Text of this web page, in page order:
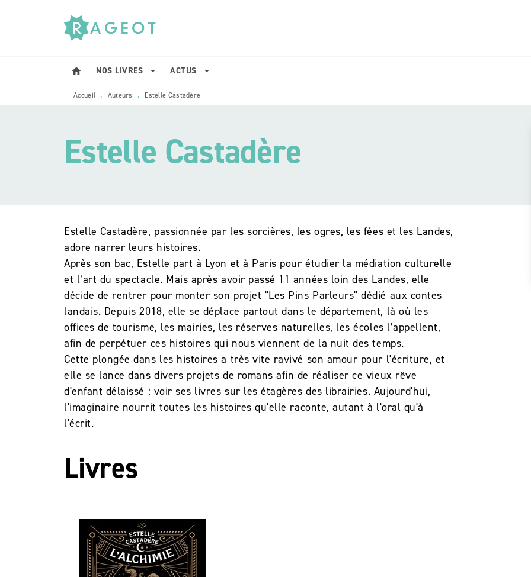
MENU RECHERCHE
home NOS LIVRES arrow_drop_down ACTUS arrow_drop_down
Accueil • Auteurs • Estelle Castadère
Estelle Castadère
Estelle Castadère, passionnée par les sorcières, les ogres, les fées et les Landes,
adore narrer leurs histoires.
Après son bac, Estelle part à Lyon et à Paris pour étudier la médiation culturelle
et l’art du spectacle. Mais après avoir passé 11 années loin des Landes, elle
décide de rentrer pour monter son projet "Les Pins Parleurs" dédié aux contes
landais. Depuis 2018, elle se déplace partout dans le département, là où les
offices de tourisme, les mairies, les réserves naturelles, les écoles l’appellent,
afin de perpétuer ces histoires qui nous viennent de la nuit des temps.
Cette plongée dans les histoires a très vite ravivé son amour pour l'écriture, et
elle se lance dans divers projets de romans afin de réaliser ce vieux rêve
d'enfant délaissé : voir ses livres sur les étagères des librairies. Aujourd'hui,
l'imaginaire nourrit toutes les histoires qu'elle raconte, autant à l'oral qu'à
l'écrit.
Livres